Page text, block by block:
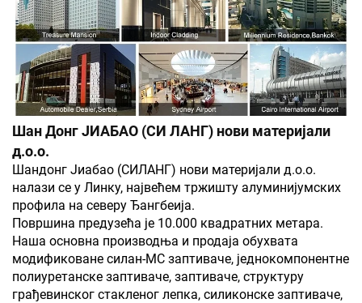
Шан Донг ЈИАБАО (СИ ЛАНГ) нови материјали
д.о.о.
Шандонг Јиабао (СИЛАНГ) нови материјали д.о.о.
налази се у Линку, највећем тржишту алуминијумских
профила на северу Ђангбеија.
Површина предузећа је 10.000 квадратних метара.
Наша основна производња и продаја обухвата
модификоване силан-МС заптиваче, једнокомпонентне
полиуретанске заптиваче, заптиваче, структуру
грађевинског стакленог лепка, силиконске заптиваче,